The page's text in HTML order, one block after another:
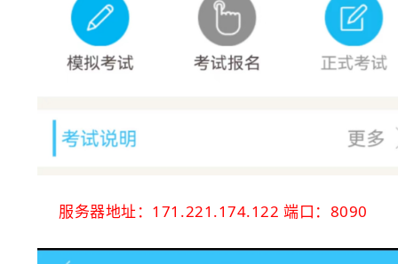
服务器地址：171.221.174.122 端口：8090